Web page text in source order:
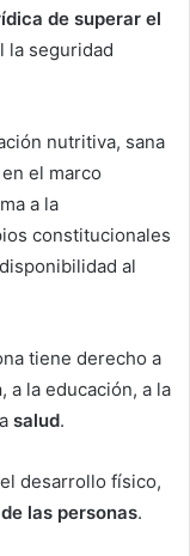
de superar el
la seguridad
nutritiva, sana
el marco
a la
constitucionales
al
tiene derecho a
, a la educación, a la
salud.
desarrollo físico,
las personas.